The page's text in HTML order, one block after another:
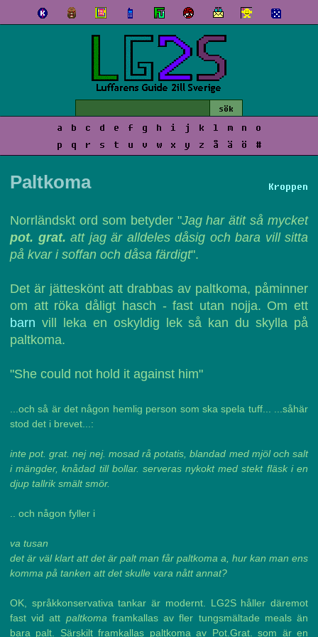
a b c d e f g h i j k l m n
o
p
q r s t u v w x y z å ä ö #
Kroppen
Paltkoma
Norrländskt ord som betyder "Jag har ätit så mycket
pot. grat. att jag är alldeles dåsig och bara vill sitta
på kvar i soffan och dåsa färdigt".
Det är jätteskönt att drabbas av paltkoma, påminner
om att röka dåligt hasch - fast utan nojja. Om ett
barn vill leka en oskyldig lek så kan du skylla på
paltkoma.
"She could not hold it against him"
...och så är det någon hemlig person som ska spela tuff... ...såhär
stod det i brevet...:
inte pot. grat. nej nej. mosad rå potatis, blandad med mjöl och salt
i mängder, knådad till bollar. serveras nykokt med stekt fläsk i en
djup tallrik smält smör.
.. och någon fyller i
va tusan
det är väl klart att det är palt man får paltkoma a, hur kan man ens
komma på tanken att det skulle vara nått annat?
OK, språkkonservativa tankar är modernt. LG2S håller däremot
fast vid att paltkoma framkallas av fler tungsmältade meals än
bara palt. Särskilt framkallas paltkoma av Pot.Grat. som är en